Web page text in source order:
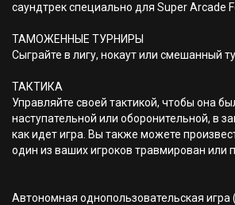
саундтрек специально для Super Arcade
ТАМОЖЕННЫЕ ТУРНИРЫ
Сыграйте в лигу, нокаут или смешанный
ТАКТИКА
Управляйте своей тактикой, чтобы она
наступательной или оборонительной, в
как идет игра. Вы также можете
один из ваших игроков травмирован или
Автономная однопользовательская игра